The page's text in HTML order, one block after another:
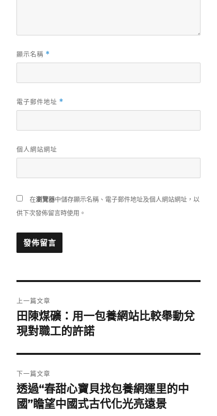
顯示名稱 *
電子郵件地址 *
個人網站網址
在瀏覽器中儲存顯示名稱、電子郵件地址及個人網站網址，以
供下次發佈留言時使用。
章
導
覽
上一篇文章
上
一
文
章:
田陳煤礦：用一包養網站比較舉動兌
現對職工的許諾
下一篇文章
下
一
透過“春甜心寶貝找包養網運里的中
國”瞻望中國式古代化光亮遠景